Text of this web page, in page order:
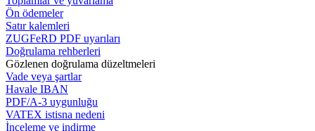
Ön ödemeler
Satır kalemleri
ZUGFeRD PDF uyarıları
Doğrulama rehberleri
Gözlenen doğrulama düzeltmeleri
Vade veya şartlar
Havale IBAN
PDF/A-3 uygunluğu
VATEX istisna nedeni
İnceleme ve indirme